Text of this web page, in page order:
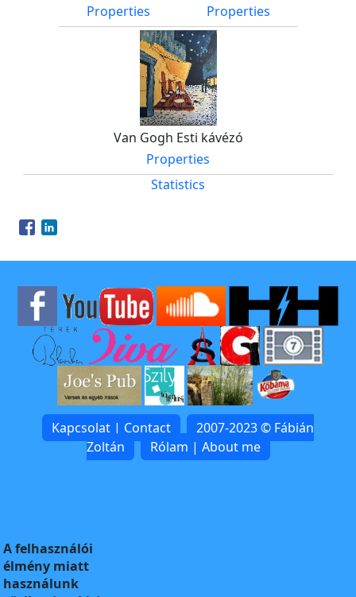
Properties
Properties
Van Gogh Esti kávézó
Properties
Statistics
Opens in a new window
Opens in a new window
Kapcsolat | Contact
2007-2023 © Fábián
Zoltán
Rólam | About me
A felhasználói
élmény miatt
használunk